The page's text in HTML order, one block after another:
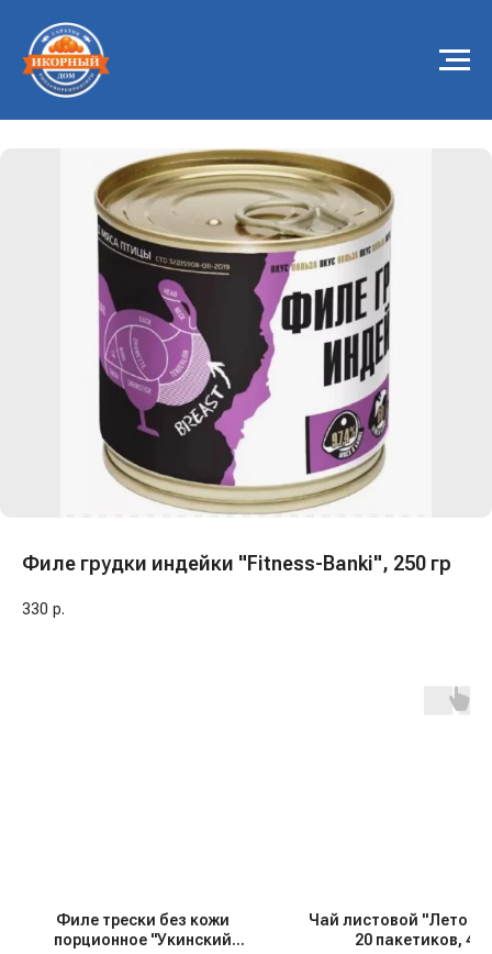
Филе грудки индейки "Fitness-Banki", 250 гр
330 р.
Филе трески без кожи
порционное "Укинский
Чай листовой "Лето на
20 пакетиков, 40